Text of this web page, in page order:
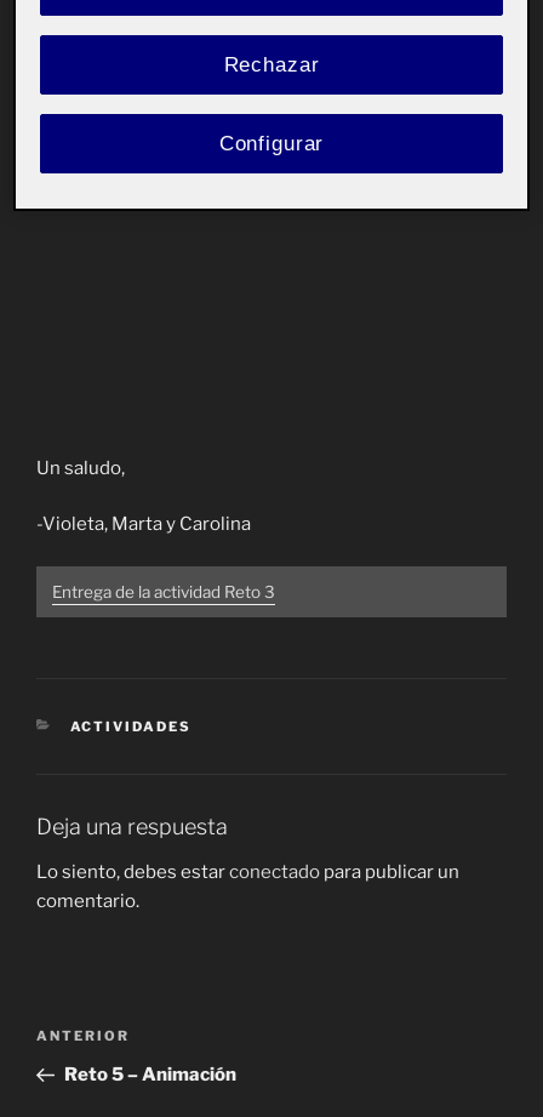
Un saludo,
-Violeta, Marta y Carolina
Entrega de la actividad Reto 3
CATEGORÍAS
ACTIVIDADES
Deja una respuesta
Lo siento, debes estarconectado para publicar un
comentario.
Navegación
entradas
Entrada
anterior:
ANTERIOR
Reto 5 – Animación
Rechazar
Configurar